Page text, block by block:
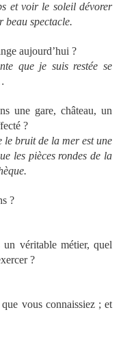
et voir le soleil dévorer
beau spectacle.
aujourd’hui ?
que je suis restée se
une gare, château, un
?
le bruit de la mer est une
les pièces rondes de la
?
véritable métier, quel
?
vous connaissiez ; et